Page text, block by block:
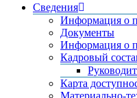
Сведения
Информация о
Документы
Информация о
Кадровый
Карта
Материально-